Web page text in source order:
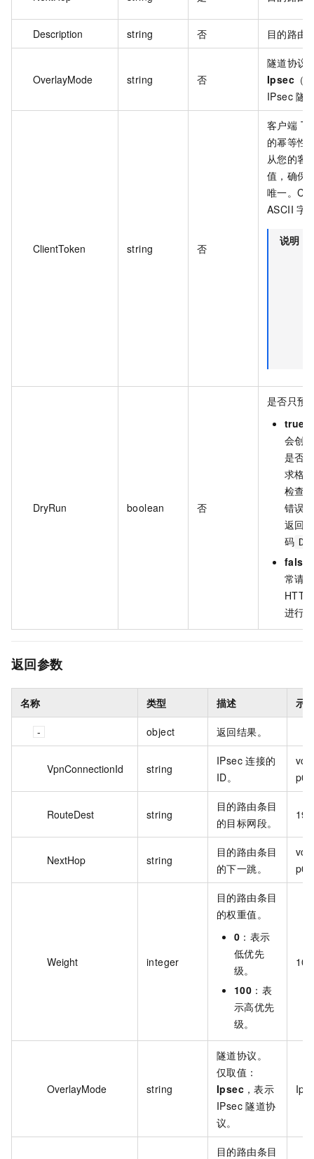
Description string 否 目的路由
OverlayMode string 否
隧道协议
Ipsec （
IPsec 隧
ClientToken string 否
客户端
的幂等性
从您的客
值，确保
唯一。
ASCII 字
说明
DryRun boolean 否
是否只预
true
会创
是否
求格
检查
错误
返回
码
false
常请
进行
返回参数
名称 类型 描述 示
object 返回结果。
VpnConnectionId string
IPsec 连接的
ID。
RouteDest string
目的路由条目
的目标网段。
NextHop string
目的路由条目
的下一跳。
Weight integer
目的路由条目
的权重值。
0 ：表示
低优先
级。
100 ：表
示高优先
级。
100
OverlayMode string
隧道协议。
仅取值：
Ipsec ，表示
IPsec 隧道协
议。
目的路由条目